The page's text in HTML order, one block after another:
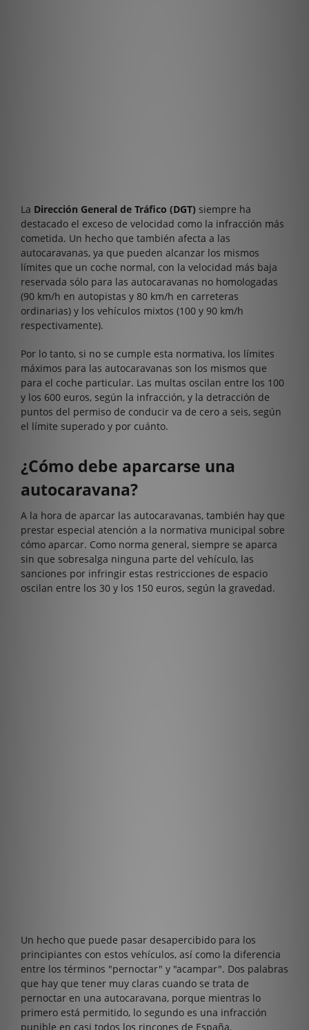
La Dirección General de Tráfico (DGT) siempre ha
destacado el exceso de velocidad como la infracción más
cometida. Un hecho que también afecta a las
autocaravanas, ya que pueden alcanzar los mismos
límites que un coche normal, con la velocidad más baja
reservada sólo para las autocaravanas no homologadas
(90 km/h en autopistas y 80 km/h en carreteras
ordinarias) y los vehículos mixtos (100 y 90 km/h
respectivamente).
Por lo tanto, si no se cumple esta normativa, los límites
máximos para las autocaravanas son los mismos que
para el coche particular. Las multas oscilan entre los 100
y los 600 euros, según la infracción, y la detracción de
puntos del permiso de conducir va de cero a seis, según
el límite superado y por cuánto.
¿Cómo debe aparcarse una
autocaravana?
A la hora de aparcar las autocaravanas, también hay que
prestar especial atención a la normativa municipal sobre
cómo aparcar. Como norma general, siempre se aparca
sin que sobresalga ninguna parte del vehículo, las
sanciones por infringir estas restricciones de espacio
oscilan entre los 30 y los 150 euros, según la gravedad.
Un hecho que puede pasar desapercibido para los
principiantes con estos vehículos, así como la diferencia
entre los términos "pernoctar" y "acampar". Dos palabras
que hay que tener muy claras cuando se trata de
pernoctar en una autocaravana, porque mientras lo
primero está permitido, lo segundo es una infracción
punible en casi todos los rincones de España.